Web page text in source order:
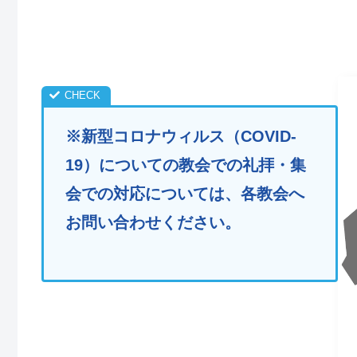
※新型コロナウィルス（COVID-
19）についての教会での礼拝・集
会での対応については、各教会へ
お問い合わせください。